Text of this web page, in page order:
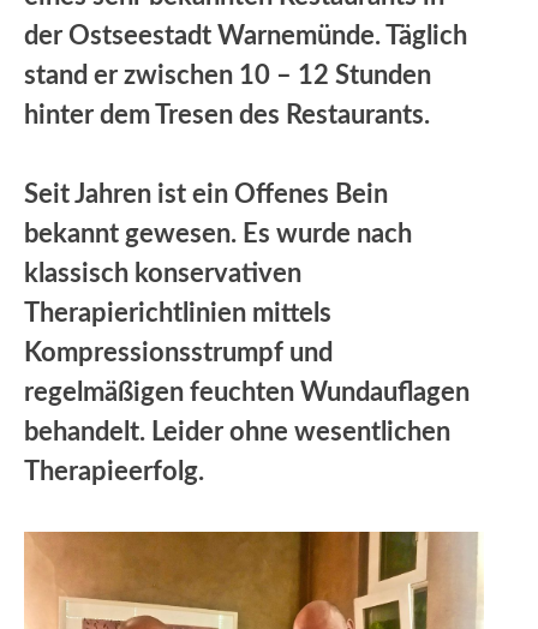
der Ostseestadt Warnemünde. Täglich
stand er zwischen 10 – 12 Stunden
hinter dem Tresen des Restaurants.
Seit Jahren ist ein Offenes Bein
bekannt gewesen. Es wurde nach
klassisch konservativen
Therapierichtlinien mittels
Kompressionsstrumpf und
regelmäßigen feuchten Wundauflagen
behandelt. Leider ohne wesentlichen
Therapieerfolg.